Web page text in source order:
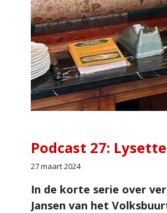
Podcast 27:
27 maart 2024
In de korte serie over
Jansen van het